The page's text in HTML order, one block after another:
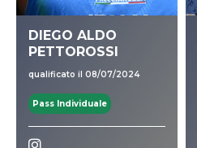
DIEGO ALDO
PETTOROSSI
qualificato il 08/07/2024
Pass Individuale